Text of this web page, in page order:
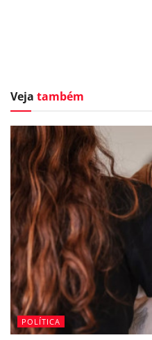
Veja também
POLÍTICA